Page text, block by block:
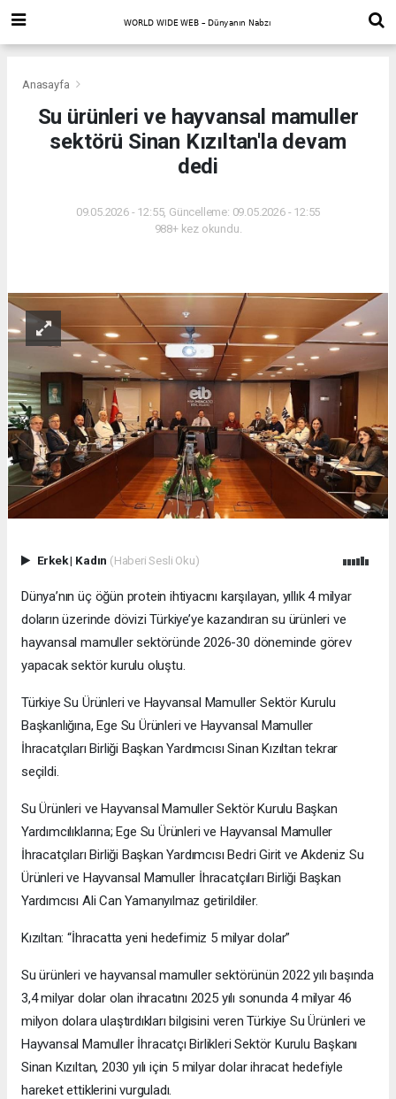
Anasayfa
Su ürünleri ve hayvansal mamuller
sektörü Sinan Kızıltan'la devam
dedi
09.05.2026 - 12:55, Güncelleme: 09.05.2026 - 12:55
988+ kez okundu.
Erkek| Kadın (Haberi Sesli Oku)
Dünya’nın üç öğün protein ihtiyacını karşılayan, yıllık 4 milyar
doların üzerinde dövizi Türkiye’ye kazandıran su ürünleri ve
hayvansal mamuller sektöründe 2026-30 döneminde görev
yapacak sektör kurulu oluştu.
Türkiye Su Ürünleri ve Hayvansal Mamuller Sektör Kurulu
Başkanlığına, Ege Su Ürünleri ve Hayvansal Mamuller
İhracatçıları Birliği Başkan Yardımcısı Sinan Kızıltan tekrar
seçildi.
Su Ürünleri ve Hayvansal Mamuller Sektör Kurulu Başkan
Yardımcılıklarına; Ege Su Ürünleri ve Hayvansal Mamuller
İhracatçıları Birliği Başkan Yardımcısı Bedri Girit ve Akdeniz Su
Ürünleri ve Hayvansal Mamuller İhracatçıları Birliği Başkan
Yardımcısı Ali Can Yamanyılmaz getirildiler.
Kızıltan: “İhracatta yeni hedefimiz 5 milyar dolar”
Su ürünleri ve hayvansal mamuller sektörünün 2022 yılı başında
3,4 milyar dolar olan ihracatını 2025 yılı sonunda 4 milyar 46
milyon dolara ulaştırdıkları bilgisini veren Türkiye Su Ürünleri ve
Hayvansal Mamuller İhracatçı Birlikleri Sektör Kurulu Başkanı
Sinan Kızıltan, 2030 yılı için 5 milyar dolar ihracat hedefiyle
hareket ettiklerini vurguladı.